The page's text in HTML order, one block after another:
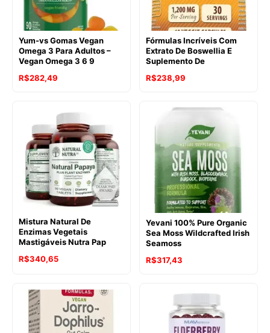
Yum-vs Gomas Vegan
Omega 3 Para Adultos –
Vegan Omega 3 6 9
R$282,49
Fórmulas Incríveis Com
Extrato De Boswellia E
Suplemento De
R$238,99
Mistura Natural De
Enzimas Vegetais
Mastigáveis Nutra Pap
R$340,65
Yevani 100% Pure Organic
Sea Moss Wildcrafted Irish
Seamoss
R$317,43